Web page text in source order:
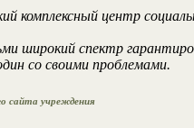
комплексный центр
спектр
со своими проблемами.
сайта учреждения